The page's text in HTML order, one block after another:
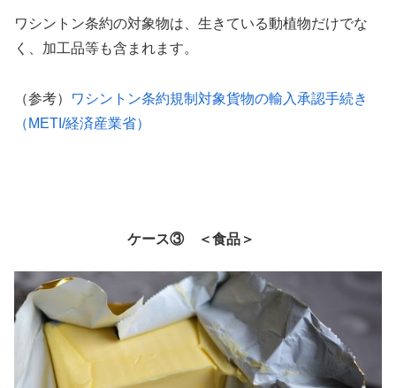
ワシントン条約の対象物は、生きている動植物だけでな
く、加工品等も含まれます。
（参考）
ワシントン条約規制対象貨物の輸入承認手続き
（METI/経済産業省）
ケース③ ＜食品＞